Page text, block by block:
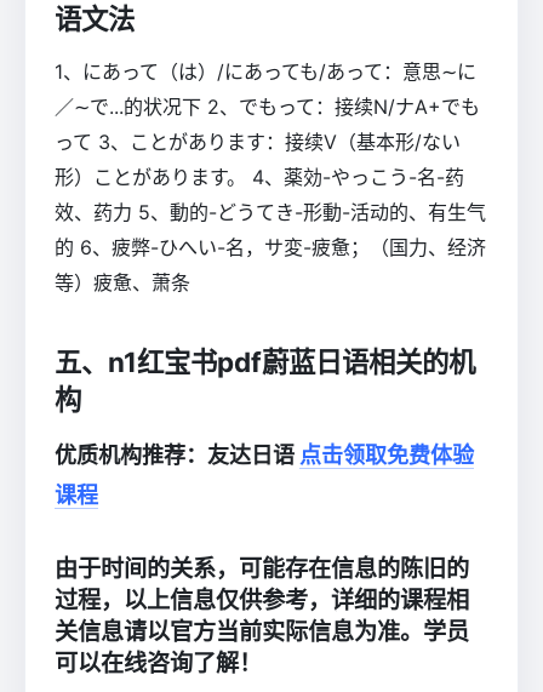
语文法
1、にあって（は）/にあっても/あって：意思∼に
／∼で...的状况下 2、でもって：接续N/ナA+でも
って 3、ことがあります：接续V（基本形/ない
形）ことがあります。 4、薬効-やっこう-名-药
效、药力 5、動的-どうてき-形動-活动的、有生气
的 6、疲弊-ひへい-名，サ変-疲惫；（国力、经济
等）疲惫、萧条
五、n1红宝书pdf蔚蓝日语相关的机
构
优质机构推荐：友达日语 点击领取免费体验
课程
由于时间的关系，可能存在信息的陈旧的
过程，以上信息仅供参考，详细的课程相
关信息请以官方当前实际信息为准。学员
可以在线咨询了解！